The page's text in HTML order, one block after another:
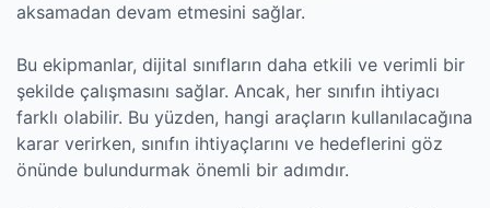
aksamadan devam etmesini sağlar.
Bu ekipmanlar, dijital sınıfların daha etkili ve verimli bir
şekilde çalışmasını sağlar. Ancak, her sınıfın ihtiyacı
farklı olabilir. Bu yüzden, hangi araçların kullanılacağına
karar verirken, sınıfın ihtiyaçlarını ve hedeflerini göz
önünde bulundurmak önemli bir adımdır.